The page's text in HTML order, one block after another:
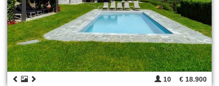
10 € 18.900